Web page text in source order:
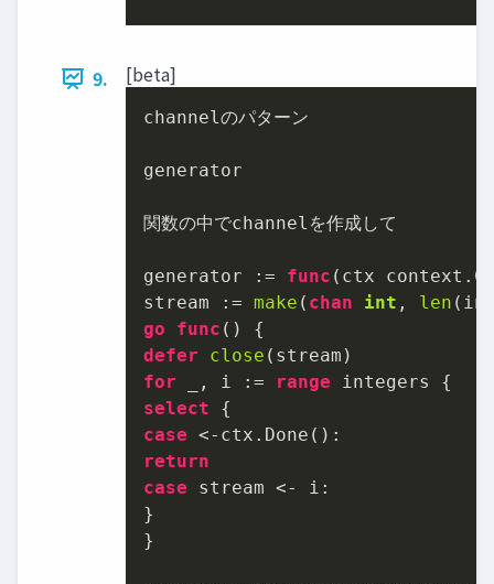
9. [beta]
channelのパターン
generator
関数の中でchannelを作成して
generator := func (ctx
stream := make ( chan int , len
go
func ()
defer
close
for _, i := range
select
case
return
case stream <- i:
}
}